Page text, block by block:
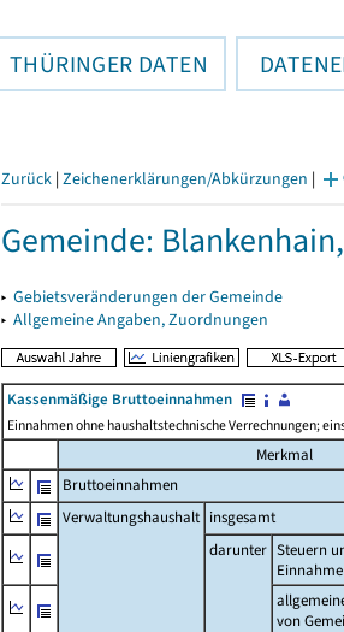
THÜRINGER DATEN
Zurück | Zeichenerklärungen/Abkürzungen |
Gemeinde:
▸ Gebietsveränderungen der Gemeinde
▸ Allgemeine Angaben, Zuordnungen
Kassenmäßige Bruttoeinnahmen
Einnahmen ohne haushaltstechnische Verrechnungen;
Merkmal
Bruttoeinnahmen
Verwaltungshaushalt insgesamt
darunter Steuern
von